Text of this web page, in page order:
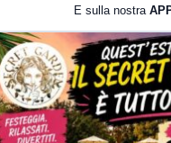
23:00
E sulla nostra